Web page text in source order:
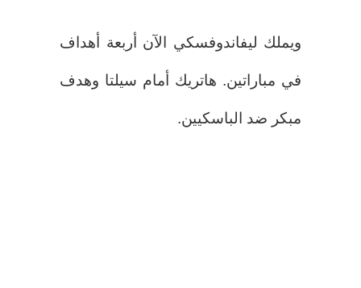
ويملك ليفاندوفسكي الآن أربعة أهداف
في مباراتين. هاتريك أمام سيلتا وهدف
مبكر ضد الباسكيين.